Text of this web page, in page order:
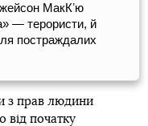
МакКʼю
— терористи, й
постраждалих
з прав людини
від початку